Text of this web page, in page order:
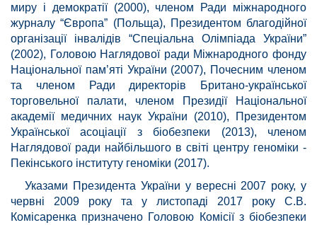
миру і демократії (2000), членом Ради міжнародного
журналу “Європа” (Польща), Президентом благодійної
організації інвалідів “Спеціальна Олімпіада України”
(2002), Головою Наглядової ради Міжнародного фонду
Національної пам’яті України (2007), Почесним членом
та членом Ради директорів Британо-української
торговельної палати, членом Президії Національної
академії медичних наук України (2010), Президентом
Української асоціації з біобезпеки (2013), членом
Наглядової ради найбільшого в світі центру геноміки -
Пекінського інституту геноміки (2017).
Указами Президента України у вересні 2007 року, у
червні 2009 року та у листопаді 2017 року С.В.
Комісаренка призначено Головою Комісії з біобезпеки